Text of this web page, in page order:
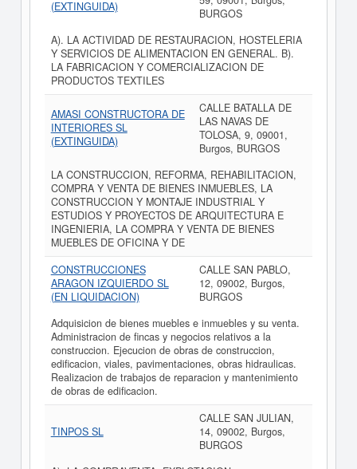
(EXTINGUIDA)
BURGOS
A). LA ACTIVIDAD DE RESTAURACION, HOSTELERIA
Y SERVICIOS DE ALIMENTACION EN GENERAL. B).
LA FABRICACION Y COMERCIALIZACION DE
PRODUCTOS TEXTILES
AMASI CONSTRUCTORA DE
INTERIORES SL
(EXTINGUIDA)
CALLE BATALLA DE
LAS NAVAS DE
TOLOSA, 9, 09001,
Burgos, BURGOS
LA CONSTRUCCION, REFORMA, REHABILITACION,
COMPRA Y VENTA DE BIENES INMUEBLES, LA
CONSTRUCCION Y MONTAJE INDUSTRIAL Y
ESTUDIOS Y PROYECTOS DE ARQUITECTURA E
INGENIERIA, LA COMPRA Y VENTA DE BIENES
MUEBLES DE OFICINA Y DE
CONSTRUCCIONES
ARAGON IZQUIERDO SL
(EN LIQUIDACION)
CALLE SAN PABLO,
12, 09002, Burgos,
BURGOS
Adquisicion de bienes muebles e inmuebles y su venta.
Administracion de fincas y negocios relativos a la
construccion. Ejecucion de obras de construccion,
edificacion, viales, pavimentaciones, obras hidraulicas.
Realizacion de trabajos de reparacion y mantenimiento
de obras de edificacion.
TINPOS SL
CALLE SAN JULIAN,
14, 09002, Burgos,
BURGOS